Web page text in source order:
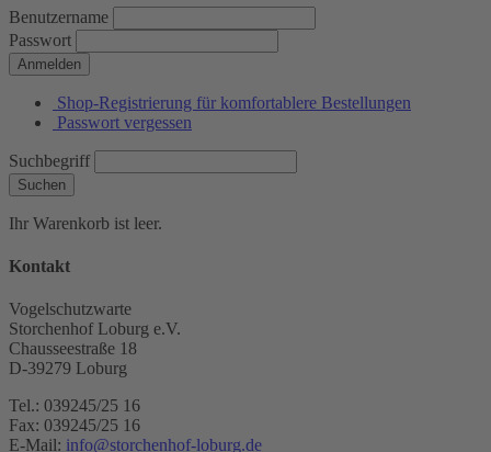
Benutzername
Passwort
Anmelden
Shop-Registrierung für komfortablere Bestellungen
Passwort vergessen
Suchbegriff
Suchen
Ihr Warenkorb ist leer.
Kontakt
Vogelschutzwarte
Storchenhof Loburg e.V.
Chausseestraße 18
D-39279 Loburg
Tel.: 039245/25 16
Fax: 039245/25 16
E-Mail: info@storchenhof-loburg.de